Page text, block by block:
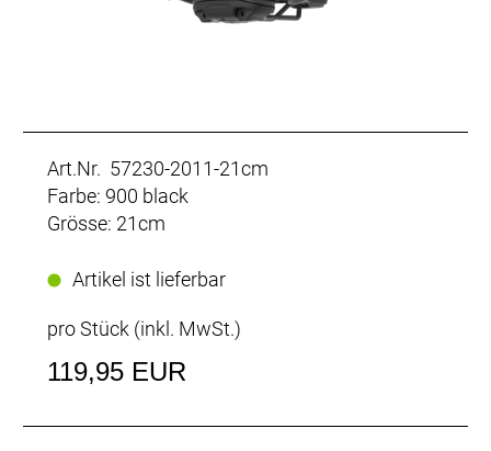
Art.Nr. 57230-2011-21cm
Farbe: 900 black
Grösse: 21cm
Artikel ist lieferbar
pro Stück (inkl. MwSt.)
119,95 EUR